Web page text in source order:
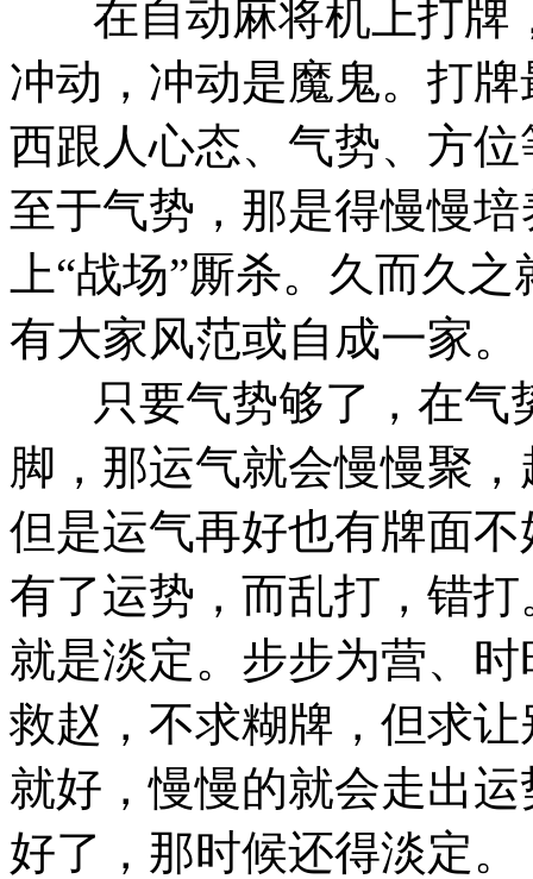
在自动麻将机上打牌
冲动，冲动是魔鬼。打
西跟人心态、气势、方
至于气势，那是得慢慢
上“战场”厮杀。久而久
有大家风范或自成一家。
只要气势够了，在气
脚，那运气就会慢慢
但是运气再好也有牌面
有了运势，而乱打，错
就是淡定。步步为营、
救赵，不求糊牌，但求
就好，慢慢的就会走出
好了，那时候还得淡定。